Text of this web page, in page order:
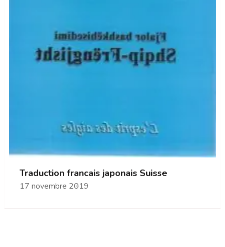
Traduction francais japonais Suisse
17 novembre 2019